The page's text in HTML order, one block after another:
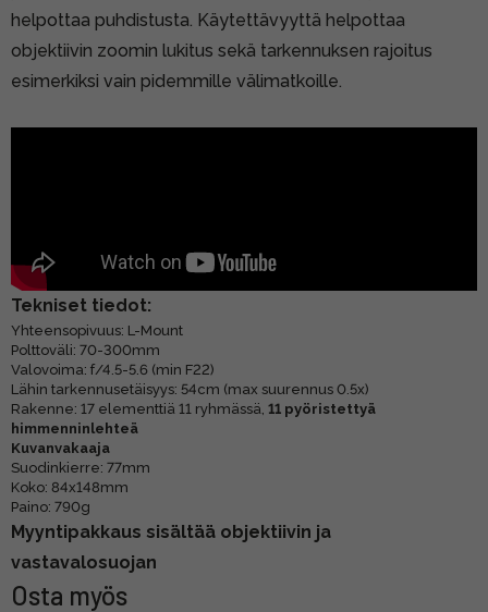
helpottaa puhdistusta. Käytettävyyttä helpottaa
objektiivin zoomin lukitus sekä tarkennuksen rajoitus
esimerkiksi vain pidemmille välimatkoille.
Tekniset tiedot:
Yhteensopivuus: L-Mount
Polttoväli: 70-300mm
Valovoima: f/4.5-5.6 (min F22)
Lähin tarkennusetäisyys: 54cm (max suurennus 0.5x)
Rakenne: 17 elementtiä 11 ryhmässä, 11 pyöristettyä
himmenninlehteä
Kuvanvakaaja
Suodinkierre: 77mm
Koko: 84x148mm
Paino: 790g
Myyntipakkaus sisältää objektiivin ja
vastavalosuojan
Osta myös